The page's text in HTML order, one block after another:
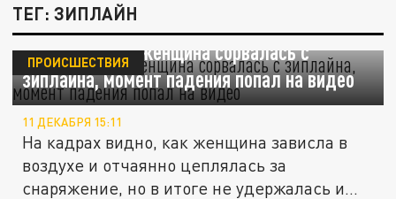
ТЕГ: ЗИПЛАЙН
В Узбекистане женщина сорвалась с
зиплайна, момент падения попал на видео
ПРОИСШЕСТВИЯ
11 ДЕКАБРЯ 15:11
На кадрах видно, как женщина зависла в
воздухе и отчаянно цеплялась за
снаряжение, но в итоге не удержалась и...